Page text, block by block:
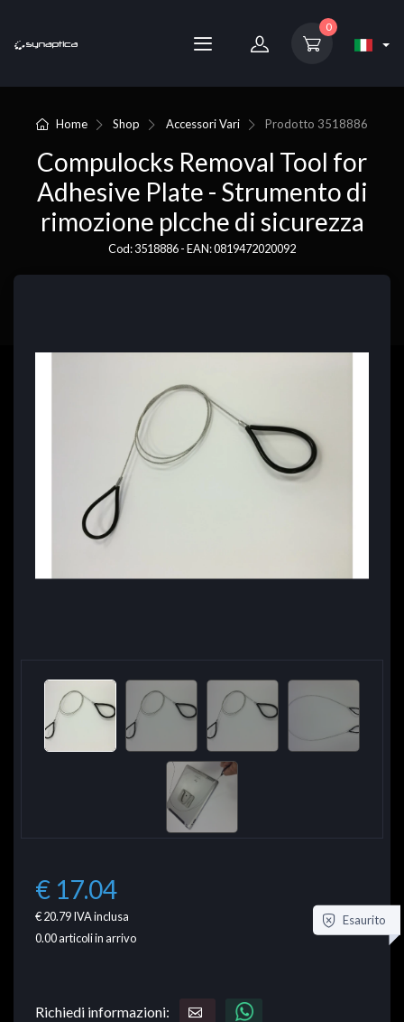
0
Home Shop Accessori Vari Prodotto 3518886
Compulocks Removal Tool for
Adhesive Plate - Strumento di
rimozione plcche di sicurezza
Cod: 3518886 - EAN: 0819472020092
€ 17.04
€ 20.79IVA inclusa
0.00articoli in arrivo
Esaurito
Richiedi informazioni: